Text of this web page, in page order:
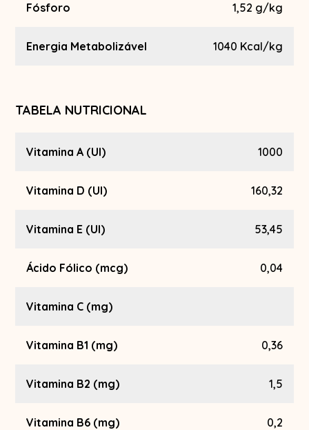
Fósforo 1,52 g/kg
Energia Metabolizável 1040 Kcal/kg
TABELA NUTRICIONAL
Vitamina A (UI) 1000
Vitamina D (UI) 160,32
Vitamina E (UI) 53,45
Ácido Fólico (mcg) 0,04
Vitamina C (mg)
Vitamina B1 (mg) 0,36
Vitamina B2 (mg) 1,5
Vitamina B6 (mg) 0,2